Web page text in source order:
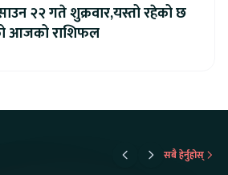
२२ गते शुक्रवार,यस्तो रहेको छ
आजको राशिफल
सबै हेर्नुहोस्